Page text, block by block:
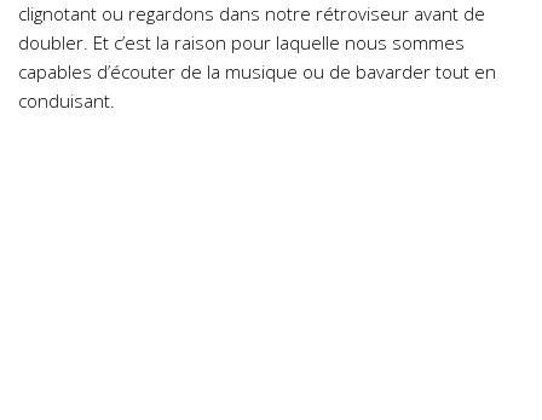
clignotant ou regardons dans notre rétroviseur avant de
doubler. Et c’est la raison pour laquelle nous sommes
capables d’écouter de la musique ou de bavarder tout en
conduisant.